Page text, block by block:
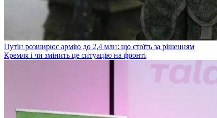
Путін розширює армію до 2,4 млн: що стоїть за рішенням
Кремля і чи змінить це ситуацію на фронті